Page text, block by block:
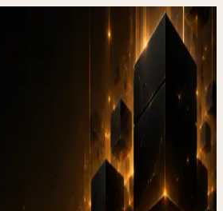
GraphQL vs REST API, Wann
vs REST API, Wann
verwenden in 2026
19. JANUAR 2026
DevStudio.it